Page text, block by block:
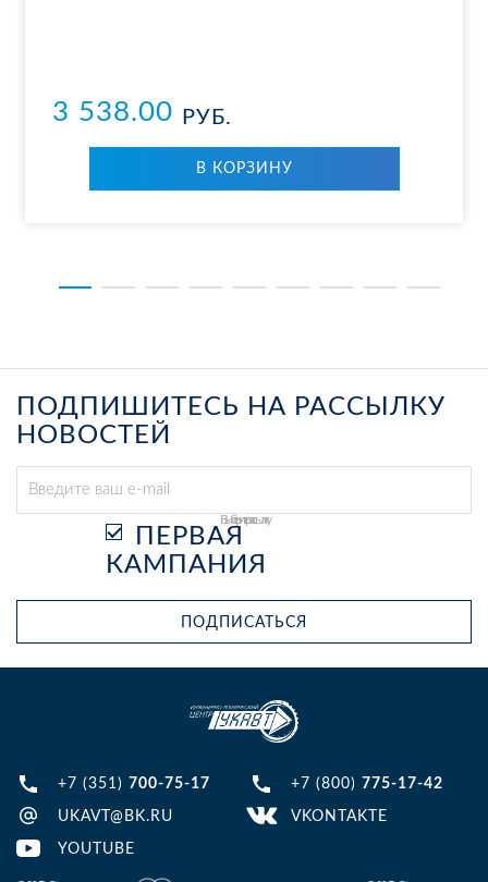
3 538.00 РУБ.
В КОР­ЗИ­НУ
ПОДПИШИТЕСЬ НА РАССЫЛКУ
НОВОСТЕЙ
Выберите рассылку
ПЕРВАЯ
КАМПАНИЯ
ПОДПИСАТЬСЯ
+7 (351) 700-75-17 +7 (800) 775-17-42
UKAVT@BK.RU VKONTAKTE
YOUTUBE